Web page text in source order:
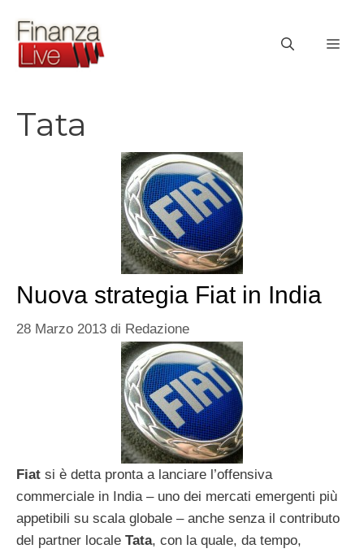
contenuto
Tata
Nuova strategia Fiat in India
28 Marzo 2013 di Redazione
Fiat si è detta pronta a lanciare l’offensiva
commerciale in India – uno dei mercati emergenti più
appetibili su scala globale – anche senza il contributo
del partner locale Tata, con la quale, da tempo,